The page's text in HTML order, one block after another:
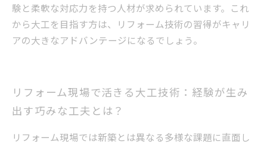
験と柔軟な対応力を持つ人材が求められています。これ
から大工を目指す方は、リフォーム技術の習得がキャリ
アの大きなアドバンテージになるでしょう。
リフォーム現場で活きる大工技術：経験が生み
出す巧みな工夫とは？
リフォーム現場では新築とは異なる多様な課題に直面し